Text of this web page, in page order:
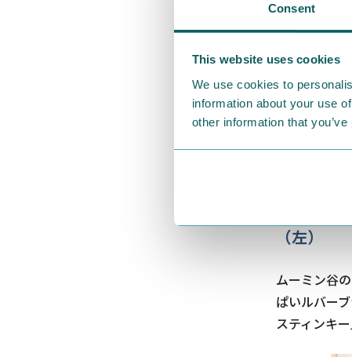
Consent
This website uses cookies
We use cookies to
information about your use
other information that
「夕焼
（左）
ムーミン谷
ぱいルバー
スティンキ